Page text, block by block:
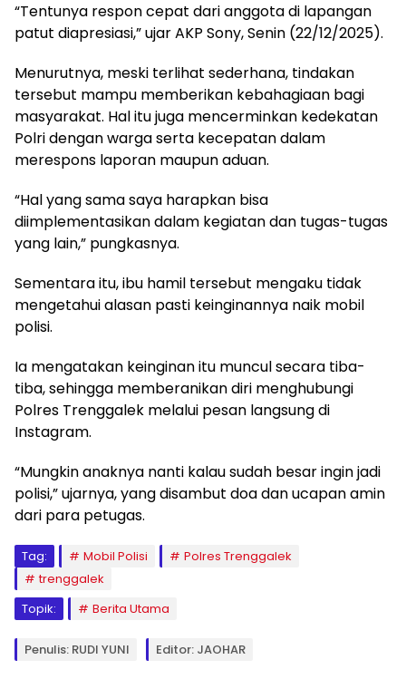
“Tentunya respon cepat dari anggota di lapangan
patut diapresiasi,” ujar AKP Sony, Senin (22/12/2025).
Menurutnya, meski terlihat sederhana, tindakan
tersebut mampu memberikan kebahagiaan bagi
masyarakat. Hal itu juga mencerminkan kedekatan
Polri dengan warga serta kecepatan dalam
merespons laporan maupun aduan.
“Hal yang sama saya harapkan bisa
diimplementasikan dalam kegiatan dan tugas-tugas
yang lain,” pungkasnya.
Sementara itu, ibu hamil tersebut mengaku tidak
mengetahui alasan pasti keinginannya naik mobil
polisi.
Ia mengatakan keinginan itu muncul secara tiba-
tiba, sehingga memberanikan diri menghubungi
Polres Trenggalek melalui pesan langsung di
Instagram.
“Mungkin anaknya nanti kalau sudah besar ingin jadi
polisi,” ujarnya, yang disambut doa dan ucapan amin
dari para petugas.
Tag: Mobil Polisi
Polres Trenggalek
trenggalek
Topik:
Berita Utama
Penulis: RUDI YUNI Editor: JAOHAR